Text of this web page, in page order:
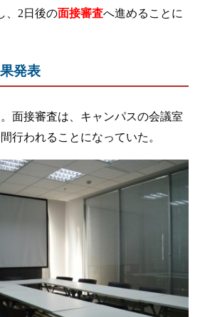
、2日後の面接審査へ進めることに
発表
面接審査は、キャンパスの会議室
行われることになっていた。